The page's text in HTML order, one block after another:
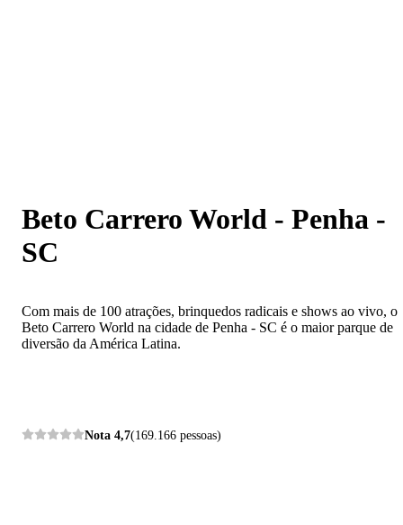
Beto Carrero World - Penha -
SC
Com mais de 100 atrações, brinquedos radicais e shows ao vivo, o
Beto Carrero World na cidade de Penha - SC é o maior parque de
diversão da América Latina.
Nota 4,7(169.166 pessoas)